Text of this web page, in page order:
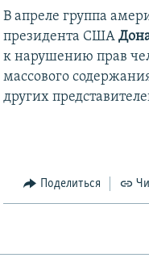
В апреле группа
президента США
к нарушению прав
массового
других
Поделиться